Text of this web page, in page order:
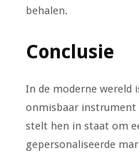
behalen.
Conclusie
In de moderne wereld
onmisbaar instrument
stelt hen in staat om
gepersonaliseerde